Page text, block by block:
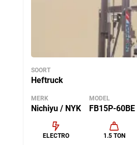
SOORT
Heftruck
MERK
Nichiyu / NYK
MODEL
FB15P-60BE
ELECTRO 1.5 TON